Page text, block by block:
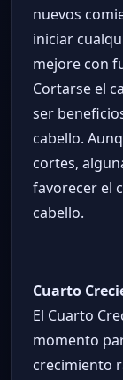
nuevos
iniciar
mejore con
Cortarse el
ser
cabello.
cortes,
favorecer el
cabello.
Cuarto
El Cuarto
momento
crecimiento